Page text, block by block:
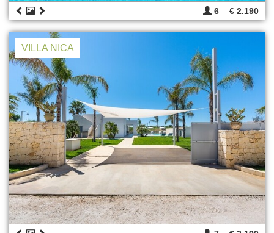
6 € 2.190
VILLA NICA